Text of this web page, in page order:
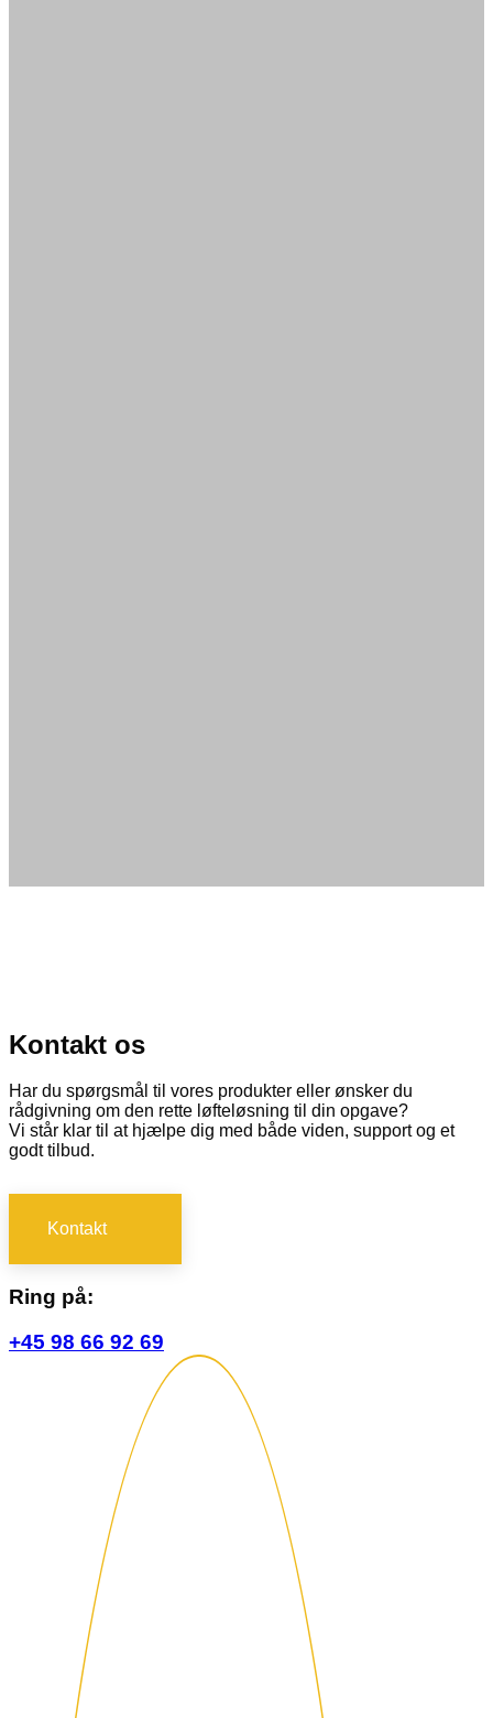
Kontakt os
Har du spørgsmål til vores produkter eller ønsker du
rådgivning om den rette løfteløsning til din opgave?
Vi står klar til at hjælpe dig med både viden, support og et
godt tilbud.
Kontakt
Ring på:
+45 98 66 92 69